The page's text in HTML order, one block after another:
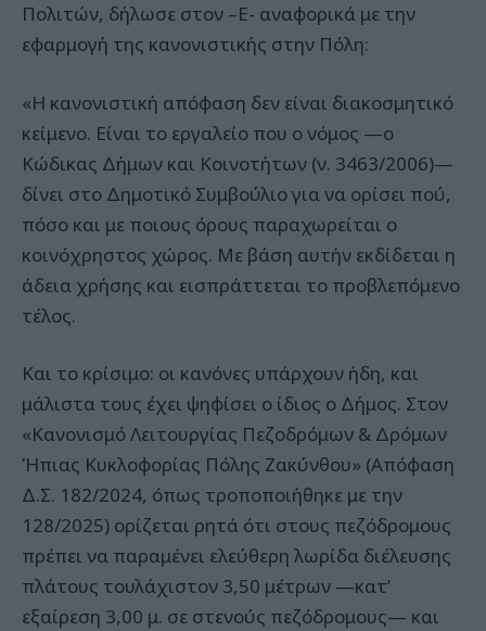
Πολιτών, δήλωσε στον –Ε- αναφορικά με την
εφαρμογή της κανονιστικής στην Πόλη:
«Η κανονιστική απόφαση δεν είναι διακοσμητικό
κείμενο. Είναι το εργαλείο που ο νόμος —ο
Κώδικας Δήμων και Κοινοτήτων (ν. 3463/2006)—
δίνει στο Δημοτικό Συμβούλιο για να ορίσει πού,
πόσο και με ποιους όρους παραχωρείται ο
κοινόχρηστος χώρος. Με βάση αυτήν εκδίδεται η
άδεια χρήσης και εισπράττεται το προβλεπόμενο
τέλος.
Και το κρίσιμο: οι κανόνες υπάρχουν ήδη, και
μάλιστα τους έχει ψηφίσει ο ίδιος ο Δήμος. Στον
«Κανονισμό Λειτουργίας Πεζοδρόμων & Δρόμων
Ήπιας Κυκλοφορίας Πόλης Ζακύνθου» (Απόφαση
Δ.Σ. 182/2024, όπως τροποποιήθηκε με την
128/2025) ορίζεται ρητά ότι στους πεζόδρομους
πρέπει να παραμένει ελεύθερη λωρίδα διέλευσης
πλάτους τουλάχιστον 3,50 μέτρων —κατ’
εξαίρεση 3,00 μ. σε στενούς πεζόδρομους— και